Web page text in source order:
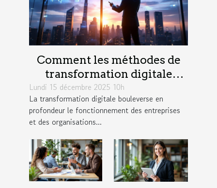
Comment les méthodes de
transformation digitale
influencent-elles la
productivité?
Lundi 15 décembre 2025 10h
La transformation digitale bouleverse en
profondeur le fonctionnement des entreprises
et des organisations...